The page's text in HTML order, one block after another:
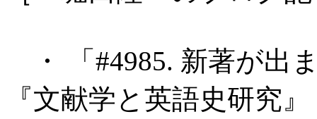
・ 「#4985. 新著が出
『文献学と英語史研究